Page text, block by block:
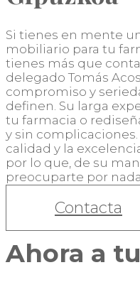
Si tienes en mente
mobiliario para tu
tienes más que
delegado Tomás
compromiso y
definen. Su larga
tu farmacia o
y sin
calidad y la
por lo que, de su
preocuparte por nada.
Contacta
Ahora a